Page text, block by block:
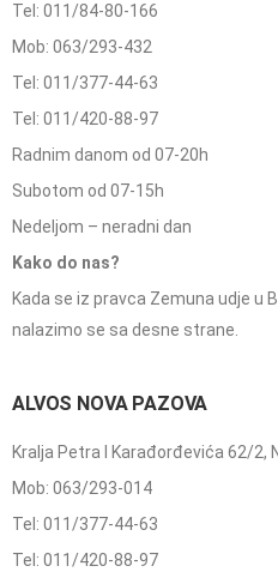
Tel: 011/84-80-166
Mob: 063/293-432
Tel: 011/377-44-63
Tel: 011/420-88-97
Radnim danom od 07-20h
Subotom od 07-15h
Nedeljom – neradni dan
Kako do nas?
Kada se iz pravca Zemuna udje u
nalazimo se sa desne strane.
ALVOS NOVA PAZOVA
Kralja Petra I Karađorđevića 62/2,
Mob: 063/293-014
Tel: 011/377-44-63
Tel: 011/420-88-97